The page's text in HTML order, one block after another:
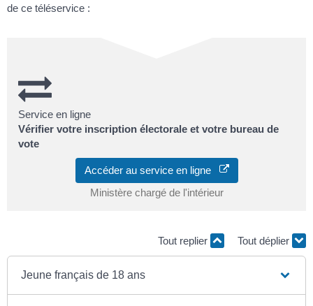
de ce téléservice :
Service en ligne
Vérifier votre inscription électorale et votre bureau de
vote
Accéder au service en ligne
Ministère chargé de l'intérieur
Tout replier Tout déplier
Jeune français de 18 ans